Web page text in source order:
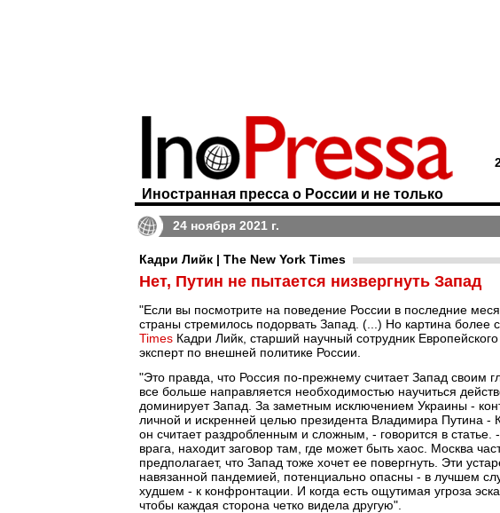
Иностранная пресса о России и не только
24 ноября 2021 г.
Кадри Лийк | The New York Times
Нет, Путин не пытается низвергнуть Запад
"Если вы посмотрите на поведение России в последние
страны стремилось подорвать Запад. (...) Но картина более
Times Кадри Лийк, старший научный сотрудник
эксперт по внешней политике России.
"Это правда, что Россия по-прежнему считает Запад своим
все больше направляется необходимостью научиться
доминирует Запад. За заметным исключением Украины -
личной и искренней целью президента Владимира Путина -
он считает раздробленным и сложным, - говорится в
врага, находит заговор там, где может быть хаос. Москва
предполагает, что Запад тоже хочет ее повергнуть. Эти
навязанной пандемией, потенциально опасны - в лучшем
худшем - к конфронтации. И когда есть ощутимая угроза
чтобы каждая сторона четко видела другую".